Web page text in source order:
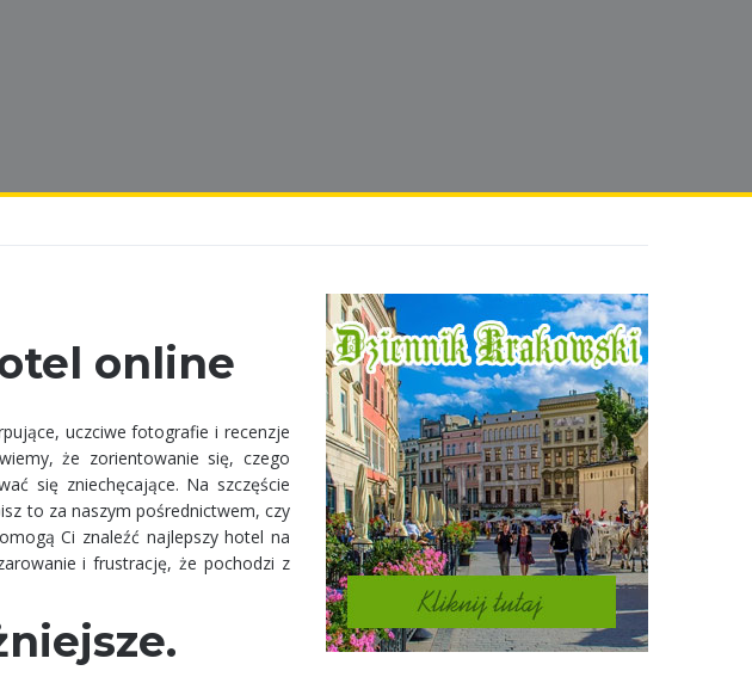
online
uczciwe fotografie i recenzje
że zorientowanie się, czego
się zniechęcające. Na szczęście
to za naszym pośrednictwem, czy
Ci znaleźć najlepszy hotel na
i frustrację, że pochodzi z